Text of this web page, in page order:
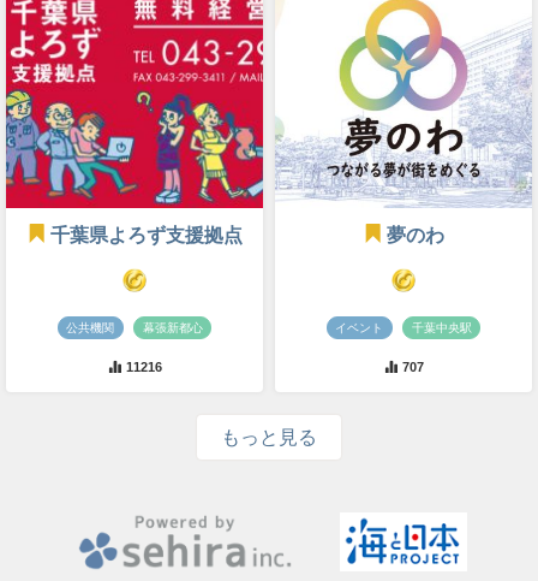
千葉県よろず支援拠点
公共機関 幕張新都心
11216
夢のわ
イベント 千葉中央駅
707
もっと見る